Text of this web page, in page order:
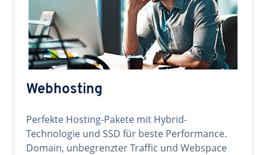
Webhosting
Perfekte Hosting-Pakete mit Hybrid-
Technologie und SSD für beste Performance.
Domain, unbegrenzter Traffic und Webspace